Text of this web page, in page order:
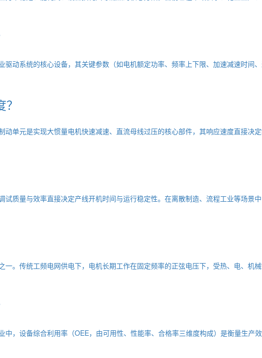
动系统的核心设备，其关键参数（如电机额定功率、频率上下限、加速减速时间
动单元是实现大惯量电机快速减速、直流母线过压的核心部件，其响应速度直接
质量与效率直接决定产线开机时间与运行稳定性。在离散制造、流程工业等场景
。传统工频电网供电下，电机长期工作在固定频率的正弦电压下，受热、电、机
，设备综合利用率（OEE，由可用性、性能率、合格率三维度构成）是衡量生产